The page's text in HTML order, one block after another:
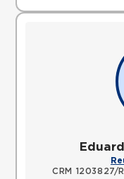
CRM 1203827/